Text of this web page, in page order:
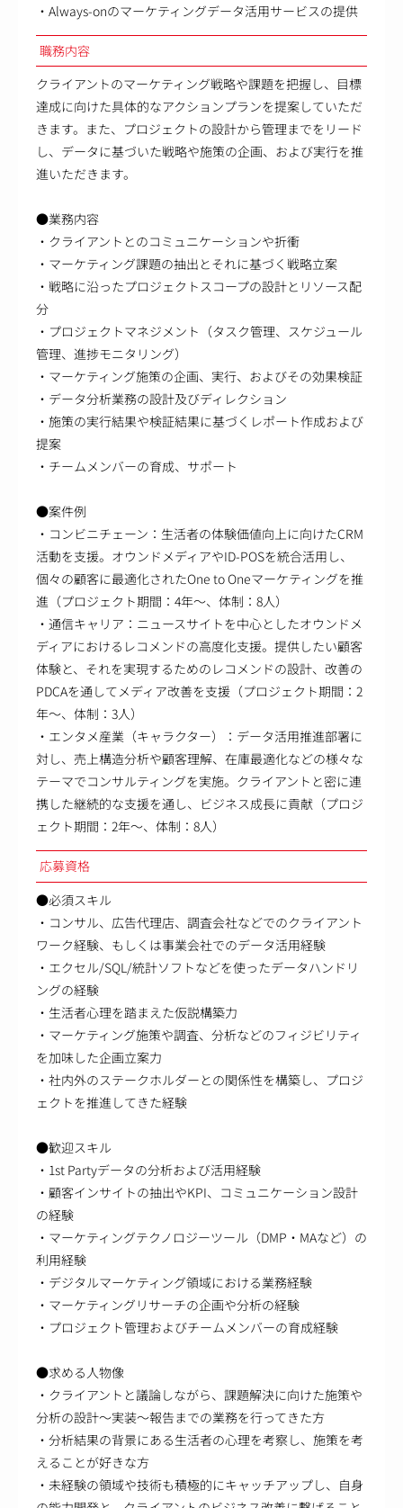
・Always-onのマーケティングデータ活用サービスの提供
職務内容
クライアントのマーケティング戦略や課題を把握し、目標
達成に向けた具体的なアクションプランを提案していただ
きます。また、プロジェクトの設計から管理までをリード
し、データに基づいた戦略や施策の企画、および実行を推
進いただきます。
●業務内容
・クライアントとのコミュニケーションや折衝
・マーケティング課題の抽出とそれに基づく戦略立案
・戦略に沿ったプロジェクトスコープの設計とリソース配
分
・プロジェクトマネジメント（タスク管理、スケジュール
管理、進捗モニタリング）
・マーケティング施策の企画、実行、およびその効果検証
・データ分析業務の設計及びディレクション
・施策の実行結果や検証結果に基づくレポート作成および
提案
・チームメンバーの育成、サポート
●案件例
・コンビニチェーン：生活者の体験価値向上に向けたCRM
活動を支援。オウンドメディアやID-POSを統合活用し、
個々の顧客に最適化されたOne to Oneマーケティングを推
進（プロジェクト期間：4年～、体制：8人）
・通信キャリア：ニュースサイトを中心としたオウンドメ
ディアにおけるレコメンドの高度化支援。提供したい顧客
体験と、それを実現するためのレコメンドの設計、改善の
PDCAを通してメディア改善を支援（プロジェクト期間：2
年～、体制：3人）
・エンタメ産業（キャラクター）：データ活用推進部署に
対し、売上構造分析や顧客理解、在庫最適化などの様々な
テーマでコンサルティングを実施。クライアントと密に連
携した継続的な支援を通し、ビジネス成長に貢献（プロジ
ェクト期間：2年～、体制：8人）
応募資格
●必須スキル
・コンサル、広告代理店、調査会社などでのクライアント
ワーク経験、もしくは事業会社でのデータ活用経験
・エクセル/SQL/統計ソフトなどを使ったデータハンドリ
ングの経験
・生活者心理を踏まえた仮説構築力
・マーケティング施策や調査、分析などのフィジビリティ
を加味した企画立案力
・社内外のステークホルダーとの関係性を構築し、プロジ
ェクトを推進してきた経験
●歓迎スキル
・1st Partyデータの分析および活用経験
・顧客インサイトの抽出やKPI、コミュニケーション設計
の経験
・マーケティングテクノロジーツール（DMP・MAなど）の
利用経験
・デジタルマーケティング領域における業務経験
・マーケティングリサーチの企画や分析の経験
・プロジェクト管理およびチームメンバーの育成経験
●求める人物像
・クライアントと議論しながら、課題解決に向けた施策や
分析の設計～実装～報告までの業務を行ってきた方
・分析結果の背景にある生活者の心理を考察し、施策を考
えることが好きな方
・未経験の領域や技術も積極的にキャッチアップし、自身